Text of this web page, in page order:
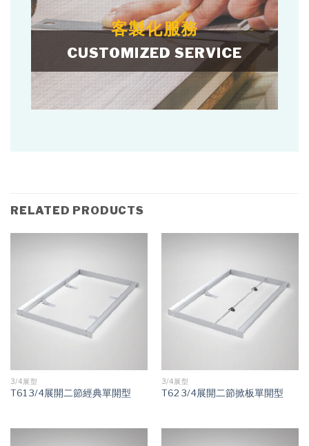
客製化服務
CUSTOMIZED SERVICE
RELATED PRODUCTS
3/4展型
T61 3/4展開二節經典單開型
3/4展型
T62 3/4展開二節掀板單開型